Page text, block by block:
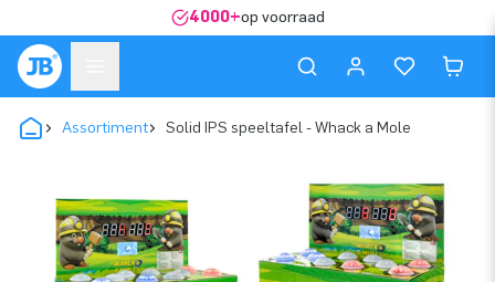
4000+op voorraad
Assortiment Solid IPS speeltafel - Whack a Mole